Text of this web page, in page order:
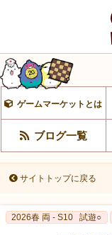
ゲームマーケットとは
ブログ一覧
サイトトップに戻る
2026春 両 - S10 試遊○